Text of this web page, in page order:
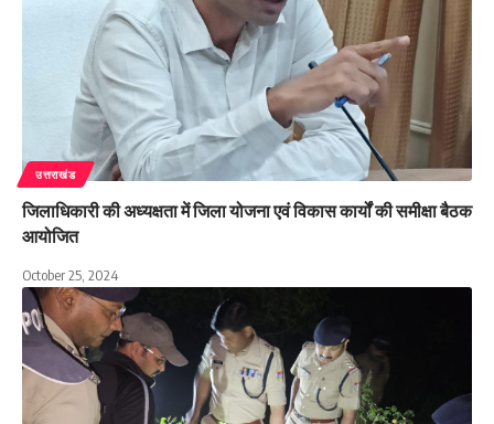
उत्तराखंड
जिलाधिकारी की अध्यक्षता में जिला योजना एवं विकास कार्यों की समीक्षा बैठक
आयोजित
October 25, 2024